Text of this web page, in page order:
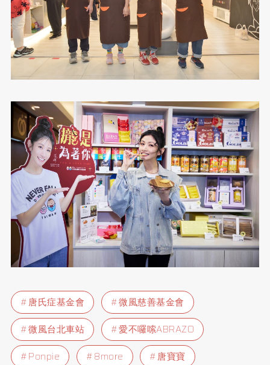
唐氏症基金會
微風慈善基金會
微風台北車站
愛不囉嗦ABRAZO
Ponpie
8more
唐寶寶